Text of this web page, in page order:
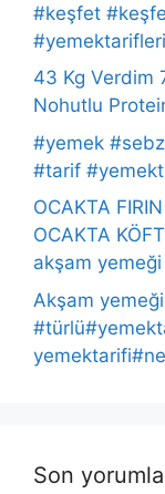
#keşfet
43 Kg Verdim
Nohutlu
#yemek
#tarif
OCAKTA
OCAKTA
akşam yemeği
Akşam
Son